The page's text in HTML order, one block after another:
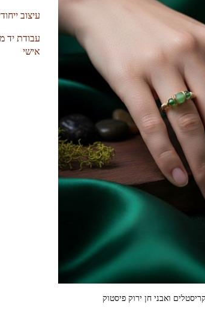
ואבני חן ירוק פיסטוק
עיצוב
עבודת יד
אישי